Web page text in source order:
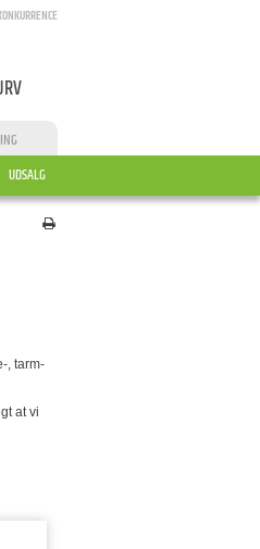
UDSALG
, tarm-
at vi